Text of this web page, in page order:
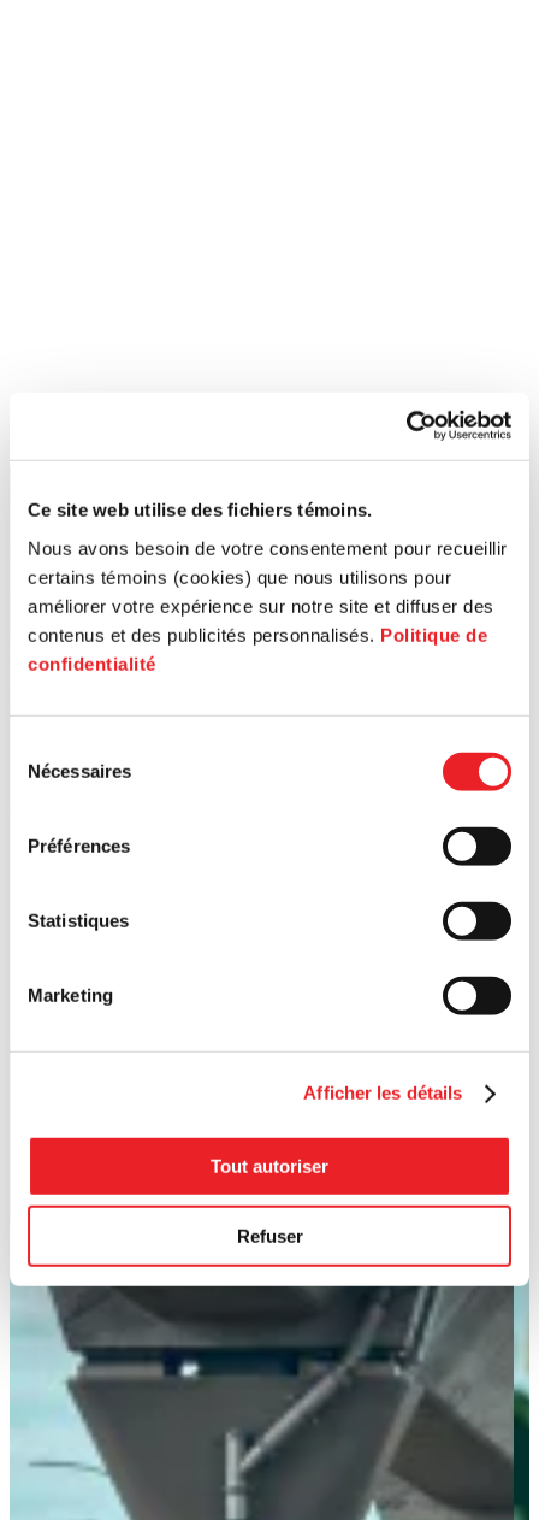
Ce site web utilise des fichiers témoins.
Nous avons besoin de votre consentement pour recueillir
certains témoins (cookies) que nous utilisons pour
améliorer votre expérience sur notre site et diffuser des
contenus et des publicités personnalisés. Politique de
confidentialité
Nécessaires
Préférences
Statistiques
Marketing
Afficher les détails
Tout autoriser
Refuser